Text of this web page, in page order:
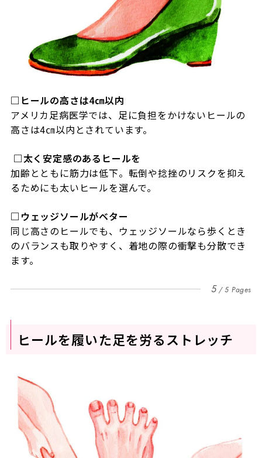
□ ヒールの高さは4㎝以内
アメリカ足病医学では、足に負担をかけないヒールの
高さは4㎝以内とされています。
□太く安定感のあるヒールを
加齢とともに筋力は低下。転倒や捻挫のリスクを抑え
るためにも太いヒールを選んで。
□ ウェッジソールがベター
同じ高さのヒールでも、ウェッジソールなら歩くとき
のバランスも取りやすく、着地の際の衝撃も分散でき
ます。
5 5 Pages
ヒールを履いた足を労るストレッチ